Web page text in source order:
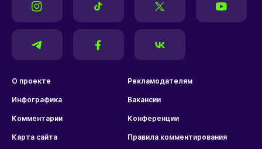
О проекте Рекламодателям
Инфографика Вакансии
Комментарии Конференции
Карта сайта Правила комментирования